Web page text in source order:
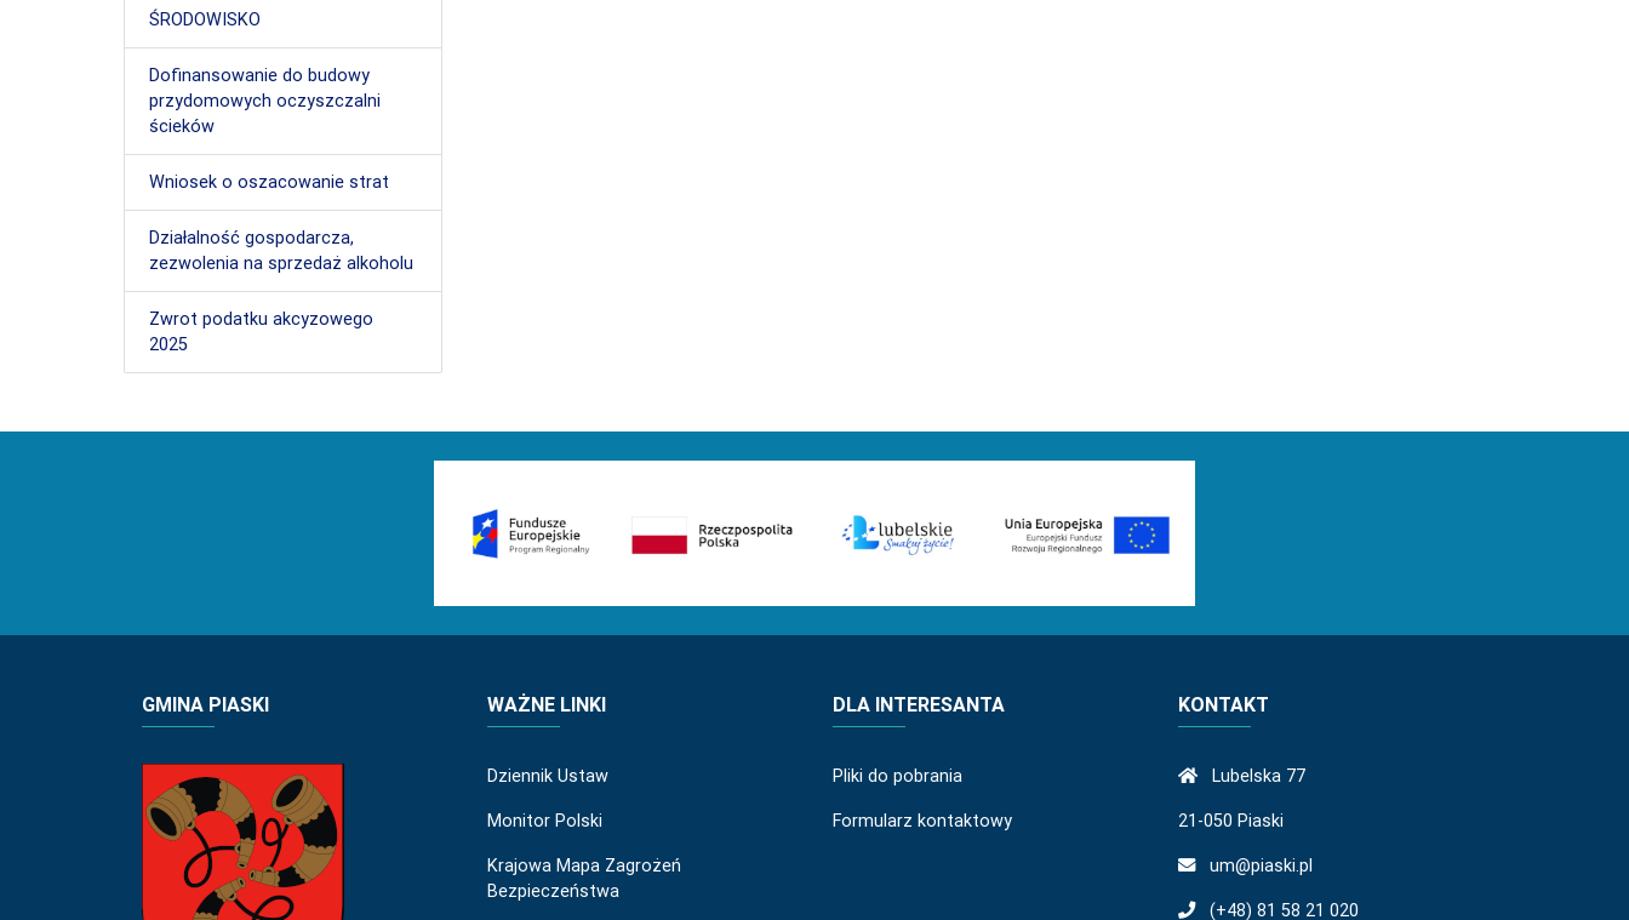
ŚRODOWISKO
Dofinansowanie do budowy
przydomowych oczyszczalni
ścieków
Wniosek o oszacowanie strat
Działalność gospodarcza,
zezwolenia na sprzedaż alkoholu
Zwrot podatku akcyzowego
2025
GMINA PIASKI WAŻNE LINKI
Dziennik Ustaw
Monitor Polski
Krajowa Mapa Zagrożeń
Bezpieczeństwa
DLA INTERESANTA
Pliki do pobrania
Formularz kontaktowy
KONTAKT
Lubelska 77
21-050 Piaski
um@piaski.pl
(+48) 81 58 21 020